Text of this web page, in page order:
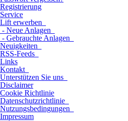
Registrierung
Service
Lift erwerben
- Neue Anlagen
- Gebrauchte Anlagen
Neuigkeiten
RSS-Feeds
Links
Kontakt
Unterstützen Sie uns
Disclaimer
Cookie Richtlinie
Datenschutzrichtlinie
Nutzungsbedingungen
Impressum